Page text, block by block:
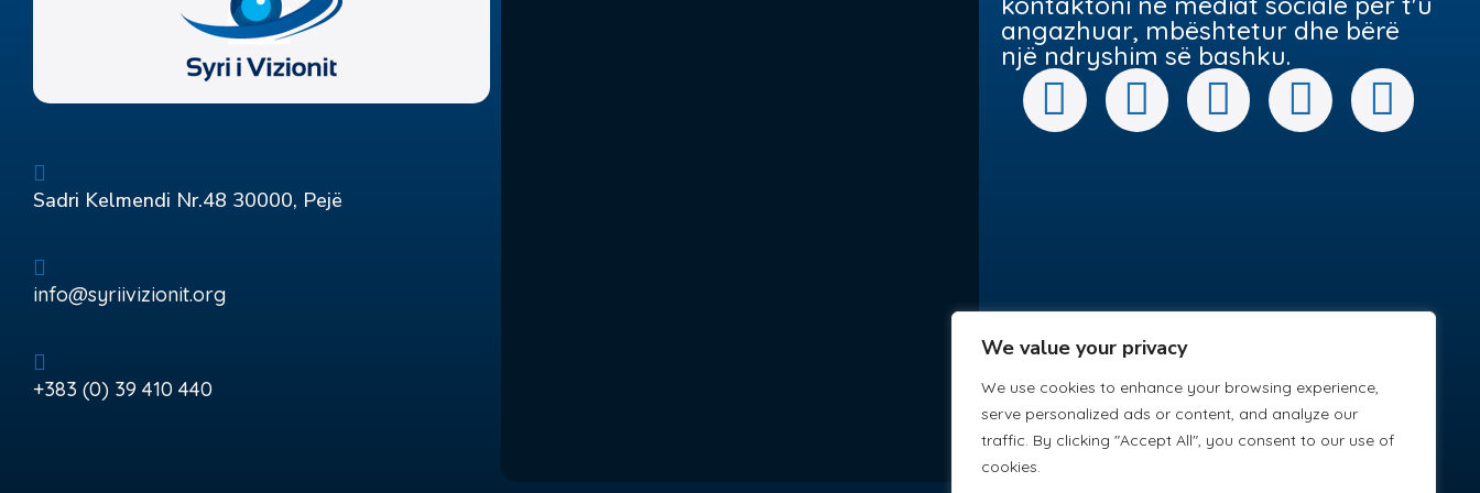
We value your privacy
We use cookies to enhance your browsing experience,
serve personalized ads or content, and analyze our
traffic. By clicking "Accept All", you consent to our use of
cookies.
Sadri Kelmendi Nr.48 30000, Pejë
info@syriivizionit.org
+383 (0) 39 410 440
angazhuar, mbështetur dhe bërë
një ndryshim së bashku.